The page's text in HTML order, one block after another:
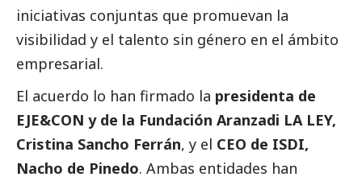
iniciativas conjuntas que promuevan la
visibilidad y el talento sin género en el ámbito
empresarial.
El acuerdo lo han firmado la presidenta de
EJE&CON y de la Fundación Aranzadi LA LEY,
Cristina Sancho Ferrán, y el CEO de ISDI,
Nacho de Pinedo. Ambas entidades han